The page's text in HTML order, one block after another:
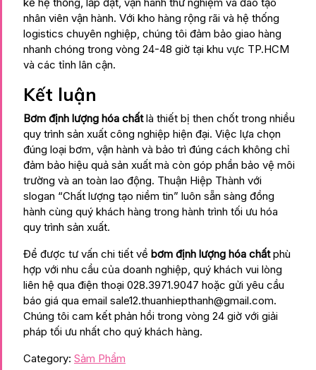
nhân viên vận hành. Với kho hàng rộng rãi và hệ thống
logistics chuyên nghiệp, chúng tôi đảm bảo giao hàng
nhanh chóng trong vòng 24-48 giờ tại khu vực TP.HCM
và các tỉnh lân cận.
Kết luận
Bơm định lượng hóa chấtlà thiết bị then chốt trong nhiều
quy trình sản xuất công nghiệp hiện đại. Việc lựa chọn
đúng loại bơm, vận hành và bảo trì đúng cách không chỉ
đảm bảo hiệu quả sản xuất mà còn góp phần bảo vệ môi
trường và an toàn lao động. Thuận Hiệp Thành với
slogan “Chất lượng tạo niềm tin” luôn sẵn sàng đồng
hành cùng quý khách hàng trong hành trình tối ưu hóa
quy trình sản xuất.
Để được tư vấn chi tiết về bơm định lượng hóa chấtphù
hợp với nhu cầu của doanh nghiệp, quý khách vui lòng
liên hệ qua điện thoại 028.3971.9047 hoặc gửi yêu cầu
báo giá qua email sale12.thuanhiepthanh@gmail.com.
Chúng tôi cam kết phản hồi trong vòng 24 giờ với giải
pháp tối ưu nhất cho quý khách hàng.
Category: Sảm Phẩm